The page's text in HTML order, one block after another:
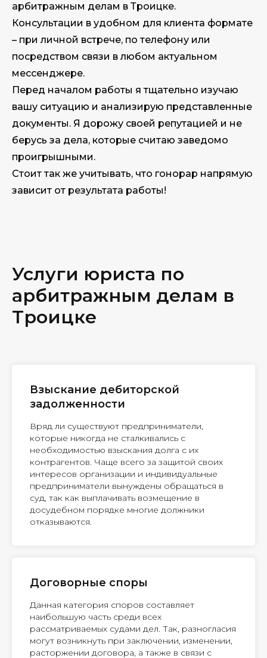
арбитражным делам в Троицке.
Консультации в удобном для клиента формате
– при личной встрече, по телефону или
посредством связи в любом актуальном
мессенджере.
Перед началом работы я тщательно изучаю
вашу ситуацию и анализирую представленные
документы. Я дорожу своей репутацией и не
берусь за дела, которые считаю заведомо
проигрышными.
Стоит так же учитывать, что гонорар напрямую
зависит от результата работы!
Услуги юриста по
арбитражным делам в
Троицке
Взыскание дебиторской
задолженности
Вряд ли существуют предприниматели,
которые никогда не сталкивались с
необходимостью взыскания долга с их
контрагентов. Чаще всего за защитой своих
интересов организации и индивидуальные
предприниматели вынуждены обращаться в
суд, так как выплачивать возмещение в
досудебном порядке многие должники
отказываются.
Договорные споры
Данная категория споров составляет
наибольшую часть среди всех
рассматриваемых судами дел. Так, разногласия
могут возникнуть при заключении, изменении,
расторжении договора, а также в связи с